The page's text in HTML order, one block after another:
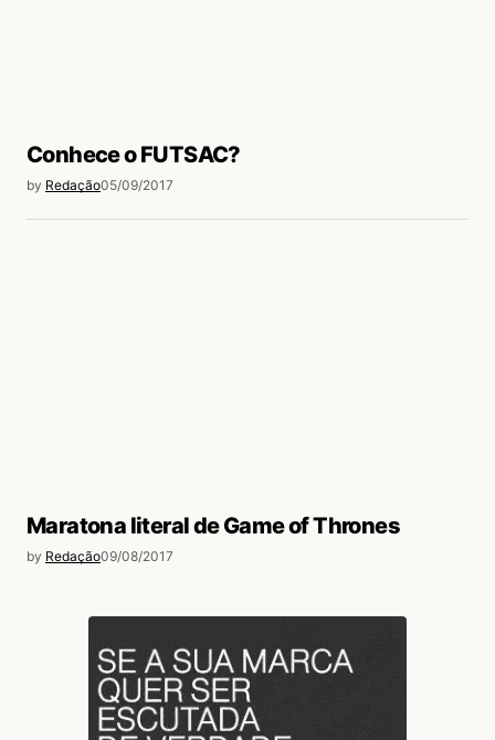
Conhece o FUTSAC?
by Redação05/09/2017
Maratona literal de Game of Thrones
by Redação09/08/2017